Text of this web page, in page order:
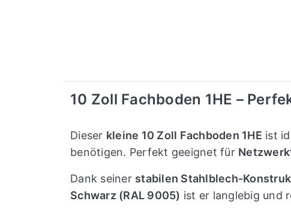
10 Zoll Fachboden 1HE –
Dieser kleine 10 Zoll Fachboden 1HE ist
benötigen. Perfekt geeignet für
Dank seiner stabilen Stahlblech-
Schwarz (RAL 9005) ist er langlebig und